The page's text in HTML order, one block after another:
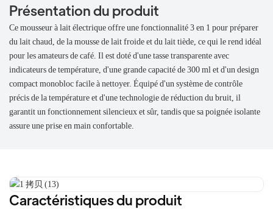
Présentation du produit
Ce mousseur à lait électrique offre une fonctionnalité 3 en 1 pour préparer
du lait chaud, de la mousse de lait froide et du lait tiède, ce qui le rend idéal
pour les amateurs de café. Il est doté d'une tasse transparente avec
indicateurs de température, d'une grande capacité de 300 ml et d'un design
compact monobloc facile à nettoyer. Équipé d'un système de contrôle
précis de la température et d'une technologie de réduction du bruit, il
garantit un fonctionnement silencieux et sûr, tandis que sa poignée isolante
assure une prise en main confortable.
Caractéristiques du produit